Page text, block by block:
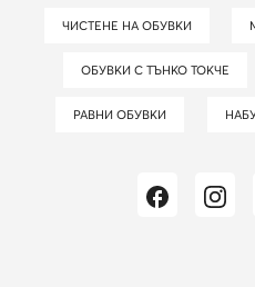
ЧИСТЕНЕ НА ОБУВКИ
ОБУВКИ С ТЪНКО ТОКЧЕ
РАВНИ ОБУВКИ